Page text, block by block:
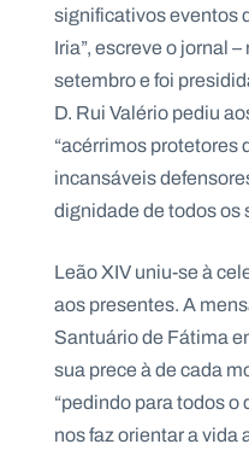
significativos eventos
Iria”, escreve o jornal
setembro e foi
D. Rui Valério pediu
“acérrimos protetores
incansáveis
dignidade de todos os
Leão XIV uniu-se à
aos presentes. A
Santuário de Fátima
sua prece à de cada
“pedindo para todos o
nos faz orientar a vida
L
S
a
l
e
s
i
a
n
o
p
t
A
g
e
n
C
o
n
t